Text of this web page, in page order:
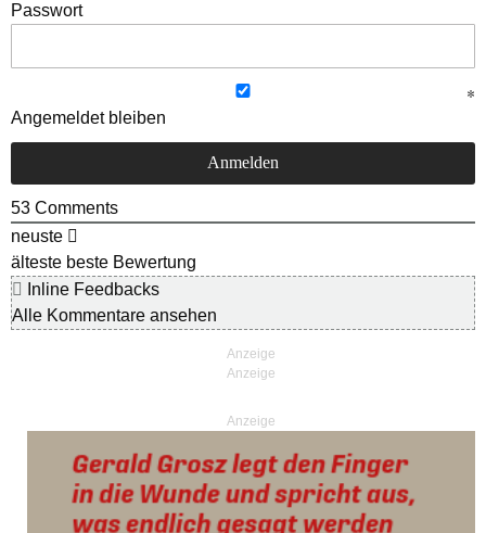
Passwort
Angemeldet bleiben
53 Comments
neuste
älteste beste Bewertung
Inline Feedbacks
Alle Kommentare ansehen
Anzeige